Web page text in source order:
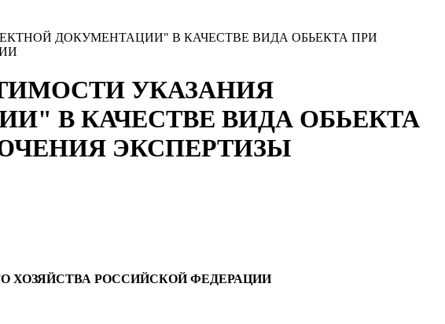
ДОКУМЕНТАЦИИ" В КАЧЕСТВЕ ВИДА ОБЬЕКТА ПРИ
УКАЗАНИЯ
В КАЧЕСТВЕ ВИДА ОБЬЕКТА
ЭКСПЕРТИЗЫ
РОССИЙСКОЙ ФЕДЕРАЦИИ